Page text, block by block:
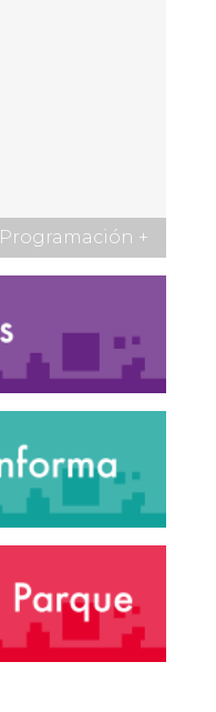
Programación +